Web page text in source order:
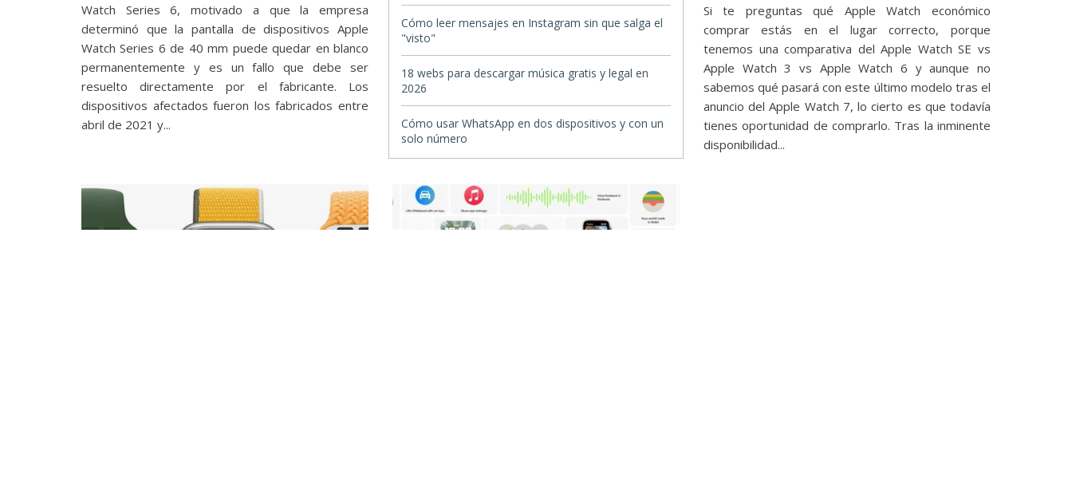
Watch Series 6, motivado a que la empresa
determinó que la pantalla de dispositivos Apple
Watch Series 6 de 40 mm puede quedar en blanco
permanentemente y es un fallo que debe ser
resuelto directamente por el fabricante. Los
dispositivos afectados fueron los fabricados entre
abril de 2021 y...
Cómo leer mensajes en Instagram sin que salga el
"visto"
18 webs para descargar música gratis y legal en
2026
Cómo usar WhatsApp en dos dispositivos y con un
solo número
Si te preguntas qué Apple Watch económico
comprar estás en el lugar correcto, porque
tenemos una comparativa del Apple Watch SE vs
Apple Watch 3 vs Apple Watch 6 y aunque no
sabemos qué pasará con este último modelo tras el
anuncio del Apple Watch 7, lo cierto es que todavía
tienes oportunidad de comprarlo. Tras la inminente
disponibilidad...